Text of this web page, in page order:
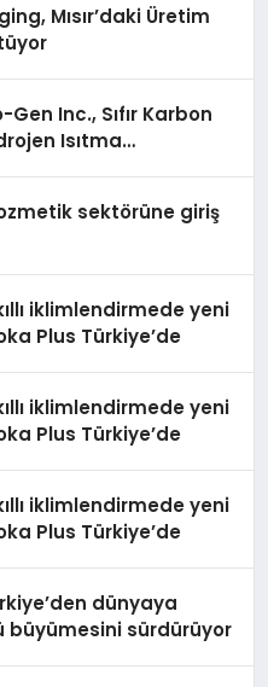
Mısır’daki Üretim
Inc., Sıfır Karbon
Isıtma
sektörüne giriş
iklimlendirmede yeni
Plus Türkiye’de
iklimlendirmede yeni
Plus Türkiye’de
iklimlendirmede yeni
Plus Türkiye’de
dünyaya
büyümesini sürdürüyor